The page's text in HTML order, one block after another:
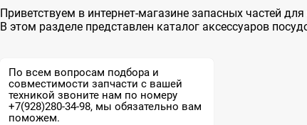
Приветствуем в интернет-магазине запасных частей
В этом разделе представлен каталог аксессуаров
По всем вопросам подбора и
совместимости запчасти с вашей
техникой звоните нам по номеру
+7(928)280-34-98, мы обязательно вам
поможем.